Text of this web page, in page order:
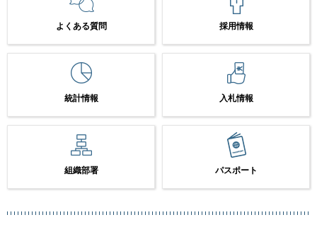
よくある質問 採用情報
統計情報 入札情報
組織部署 パスポート